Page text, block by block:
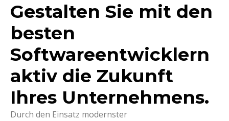
Gestalten Sie mit den
besten
Softwareentwicklern
aktiv die Zukunft
Ihres Unternehmens.
Durch den Einsatz modernster